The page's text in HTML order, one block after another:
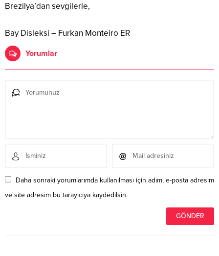
Brezilya’dan sevgilerle,
Bay Disleksi – Furkan Monteiro ER
Yorumlar
Daha sonraki yorumlarımda kullanılması için adım, e-posta adresim
ve site adresim bu tarayıcıya kaydedilsin.